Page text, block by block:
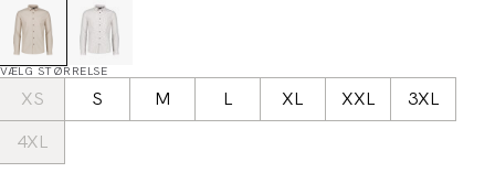
VÆLG STØRRELSE
XS S M L XL XXL
3XL
4XL